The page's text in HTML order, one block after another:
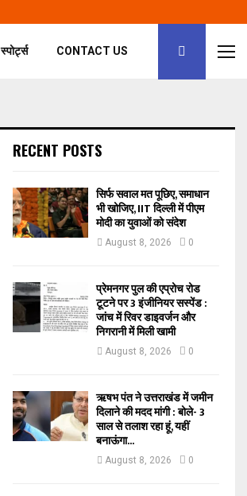
स्पोर्ट्स CONTACT US
RECENT POSTS
सिर्फ सवाल मत पूछिए, समाधान
भी खोजिए, IIT दिल्ली में पीएम
मोदी का युवाओं को संदेश
August 8, 2026 0
प्रेमनगर पुल की एप्रोच रोड
टूटने पर 3 इंजीनियर सस्पेंड :
जांच में रिवर डाइवर्जन और
निगरानी में मिली खामी
August 8, 2026 0
ऋषभ पंत ने उत्तराखंड में जमीन
दिलाने की मदद मांगी : बोले- 3
साल से तलाश रहा हूं, यहीं
बनाऊंगा...
August 8, 2026 0